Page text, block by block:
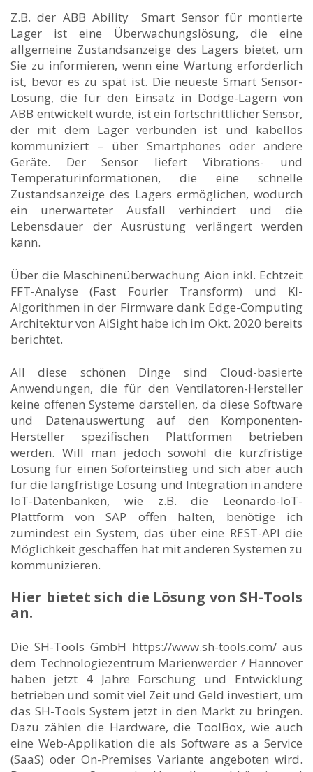
Z.B. der ABB Ability Smart Sensor für montierte
Lager ist eine Überwachungslösung, die eine
allgemeine Zustandsanzeige des Lagers bietet, um
Sie zu informieren, wenn eine Wartung erforderlich
ist, bevor es zu spät ist. Die neueste Smart Sensor-
Lösung, die für den Einsatz in Dodge-Lagern von
ABB entwickelt wurde, ist ein fortschrittlicher Sensor,
der mit dem Lager verbunden ist und kabellos
kommuniziert – über Smartphones oder andere
Geräte. Der Sensor liefert Vibrations- und
Temperaturinformationen, die eine schnelle
Zustandsanzeige des Lagers ermöglichen, wodurch
ein unerwarteter Ausfall verhindert und die
Lebensdauer der Ausrüstung verlängert werden
kann.
Über die Maschinenüberwachung Aion inkl. Echtzeit
FFT-Analyse (Fast Fourier Transform) und KI-
Algorithmen in der Firmware dank Edge-Computing
Architektur von AiSight habe ich im Okt. 2020 bereits
berichtet.
All diese schönen Dinge sind Cloud-basierte
Anwendungen, die für den Ventilatoren-Hersteller
keine offenen Systeme darstellen, da diese Software
und Datenauswertung auf den Komponenten-
Hersteller spezifischen Plattformen betrieben
werden. Will man jedoch sowohl die kurzfristige
Lösung für einen Soforteinstieg und sich aber auch
für die langfristige Lösung und Integration in andere
IoT-Datenbanken, wie z.B. die Leonardo-IoT-
Plattform von SAP offen halten, benötige ich
zumindest ein System, das über eine REST-API die
Möglichkeit geschaffen hat mit anderen Systemen zu
kommunizieren.
Hier bietet sich die Lösung von SH-Tools
an.
Die SH-Tools GmbH https://www.sh-tools.com/ aus
dem Technologiezentrum Marienwerder / Hannover
haben jetzt 4 Jahre Forschung und Entwicklung
betrieben und somit viel Zeit und Geld investiert, um
das SH-Tools System jetzt in den Markt zu bringen.
Dazu zählen die Hardware, die ToolBox, wie auch
eine Web-Applikation die als Software as a Service
(SaaS) oder On-Premises Variante angeboten wird.